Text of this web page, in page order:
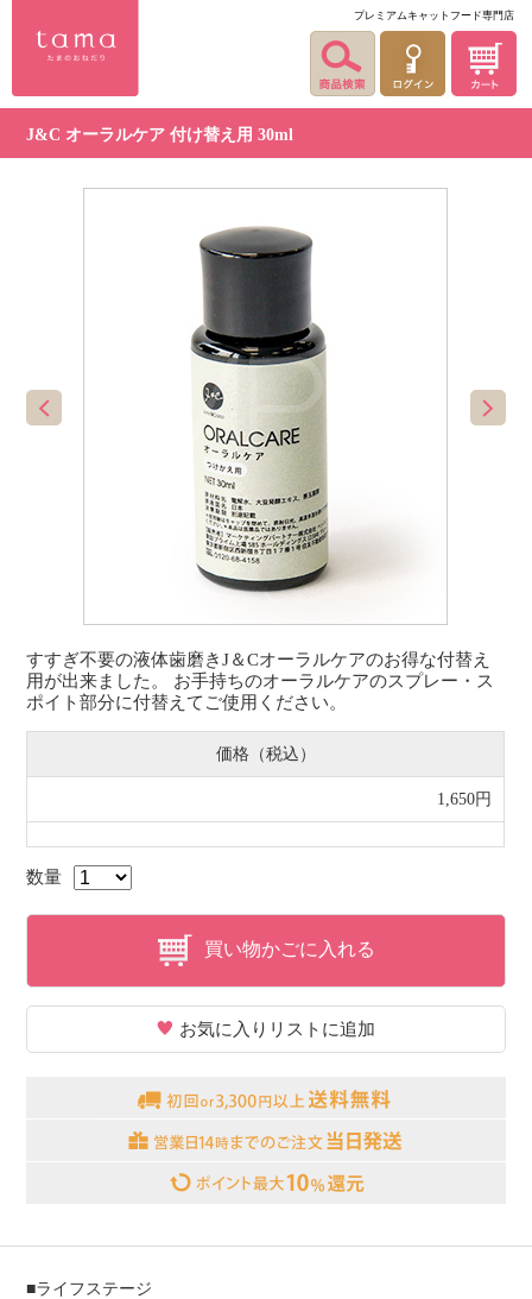
プレミアムキャットフード専門店
J&C オーラルケア 付け替え用 30ml
すすぎ不要の液体歯磨きJ＆Cオーラルケアのお得な付替え
用が出来ました。 お手持ちのオーラルケアのスプレー・ス
ポイト部分に付替えてご使用ください。
価格（税込）
1,650円
数量
買い物かごに入れる
お気に入りリストに追加
■ライフステージ